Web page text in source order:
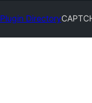
Plugin Directory